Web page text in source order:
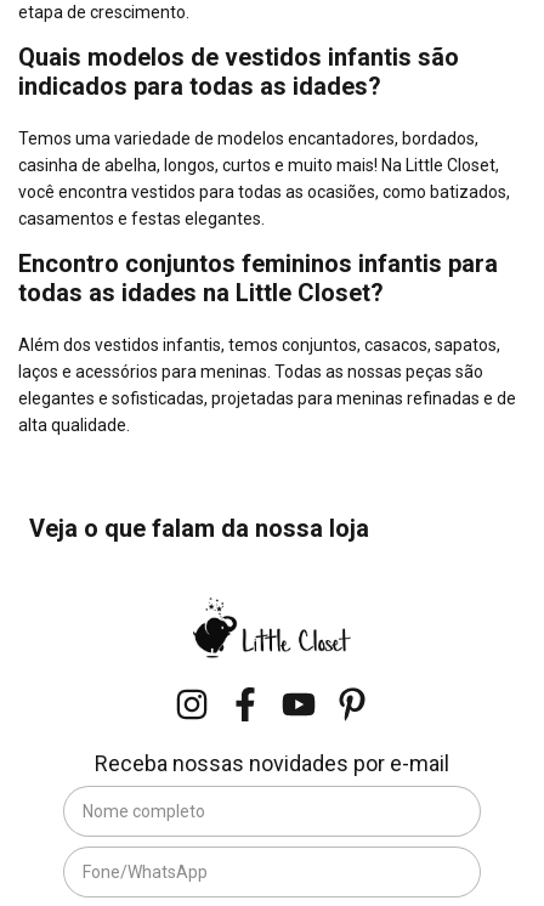
etapa de crescimento.
Quais modelos de vestidos infantis são
indicados para todas as idades?
Temos uma variedade de modelos encantadores, bordados,
casinha de abelha, longos, curtos e muito mais! Na Little Closet,
você encontra vestidos para todas as ocasiões, como batizados,
casamentos e festas elegantes.
Encontro conjuntos femininos infantis para
todas as idades na Little Closet?
Além dos vestidos infantis, temos conjuntos, casacos, sapatos,
laços e acessórios para meninas. Todas as nossas peças são
elegantes e sofisticadas, projetadas para meninas refinadas e de
alta qualidade.
Veja o que falam da nossa loja
Receba nossas novidades por e-mail